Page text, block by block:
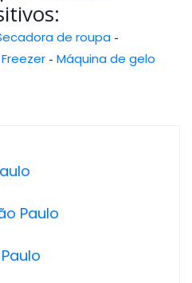
de roupa -
Freezer - Máquina de gelo
Paulo